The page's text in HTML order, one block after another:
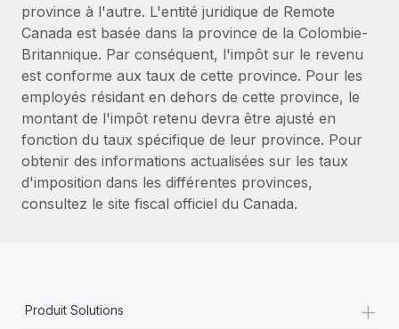
province à l'autre. L'entité juridique de Remote
Canada est basée dans la province de la Colombie-
Britannique. Par conséquent, l'impôt sur le revenu
est conforme aux taux de cette province. Pour les
employés résidant en dehors de cette province, le
montant de l'impôt retenu devra être ajusté en
fonction du taux spécifique de leur province. Pour
obtenir des informations actualisées sur les taux
d'imposition dans les différentes provinces,
consultez le site fiscal officiel du Canada.
Produit Solutions +